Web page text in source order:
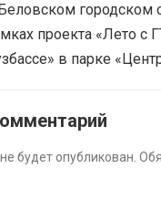
юноши и девушки
результаты,
городском
проекта «Лето с
в парке
комплекса
(ГТО)!Все
будет опубликован.